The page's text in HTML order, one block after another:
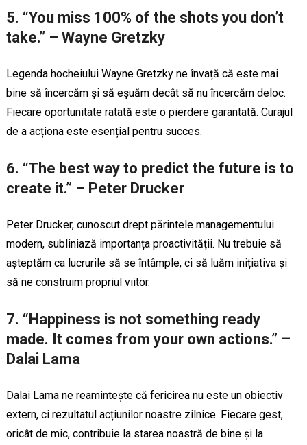
5. “You miss 100% of the shots you don’t
take.” – Wayne Gretzky
Legenda hocheiului Wayne Gretzky ne învață că este mai
bine să încercăm și să eșuăm decât să nu încercăm deloc.
Fiecare oportunitate ratată este o pierdere garantată. Curajul
de a acționa este esențial pentru succes.
6. “The best way to predict the future is to
create it.” – Peter Drucker
Peter Drucker, cunoscut drept părintele managementului
modern, subliniază importanța proactivității. Nu trebuie să
așteptăm ca lucrurile să se întâmple, ci să luăm inițiativa și
să ne construim propriul viitor.
7. “Happiness is not something ready
made. It comes from your own actions.” –
Dalai Lama
Dalai Lama ne reamintește că fericirea nu este un obiectiv
extern, ci rezultatul acțiunilor noastre zilnice. Fiecare gest,
oricât de mic, contribuie la starea noastră de bine și la